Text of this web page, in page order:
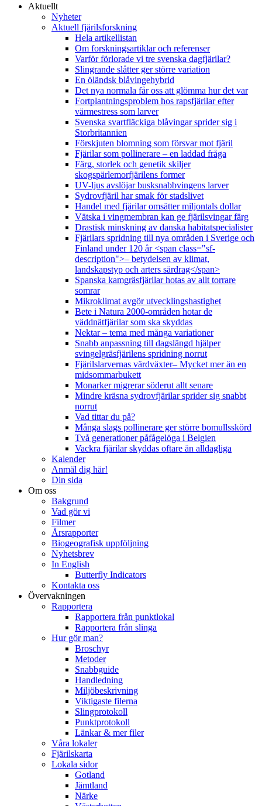
Aktuellt
Nyheter
Aktuell fjärilsforskning
Hela artikellistan
Om forskningsartiklar och referenser
Varför förlorade vi tre svenska dagfjärilar?
Slingrande slåtter ger större variation
En öländsk blåvingehybrid
Det nya normala får oss att glömma hur det var
Fortplantningsproblem hos rapsfjärilar efter
värmestress som larver
Svenska svartfläckiga blåvingar sprider sig i
Storbritannien
Förskjuten blomning som försvar mot fjäril
Fjärilar som pollinerare – en laddad fråga
Färg, storlek och genetik skiljer
skogspärlemorfjärilens former
UV-ljus avslöjar busksnabbvingens larver
Sydrovfjäril har smak för stadslivet
Handel med fjärilar omsätter miljontals dollar
Vätska i vingmembran kan ge fjärilsvingar färg
Drastisk minskning av danska habitatspecialister
Fjärilars spridning till nya områden i Sverige och
Finland under 120 år <span class="sf-
description">– betydelsen av klimat,
landskapstyp och arters särdrag</span>
Spanska kamgräsfjärilar hotas av allt torrare
somrar
Mikroklimat avgör utvecklingshastighet
Bete i Natura 2000-områden hotar de
väddnätfjärilar som ska skyddas
Nektar – tema med många variationer
Snabb anpassning till dagslängd hjälper
svingelgräsfjärilens spridning norrut
Fjärilslarvernas värdväxter– Mycket mer än en
midsommarbukett
Monarker migrerar söderut allt senare
Mindre kräsna sydrovfjärilar sprider sig snabbt
norrut
Vad tittar du på?
Många slags pollinerare ger större bomullsskörd
Två generationer påfågelöga i Belgien
Vackra fjärilar skyddas oftare än alldagliga
Kalender
Anmäl dig här!
Din sida
Om oss
Bakgrund
Vad gör vi
Filmer
Årsrapporter
Biogeografisk uppföljning
Nyhetsbrev
In English
Butterfly Indicators
Kontakta oss
Övervakningen
Rapportera
Rapportera från punktlokal
Rapportera från slinga
Hur gör man?
Broschyr
Metoder
Snabbguide
Handledning
Miljöbeskrivning
Viktigaste filerna
Slingprotokoll
Punktprotokoll
Länkar & mer filer
Våra lokaler
Fjärilskarta
Lokala sidor
Gotland
Jämtland
Närke